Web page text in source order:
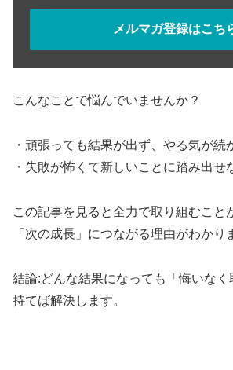
メルマガ登録はこち
こんなことで悩んでいませんか？
・頑張っても結果が出ず、やる気が続
・失敗が怖くて新しいことに踏み出せ
この記事を見ると全力で取り組むこと
「次の成長」につながる理由がわかり
結論:どんな結果になっても「悔いな
持てば解決します。